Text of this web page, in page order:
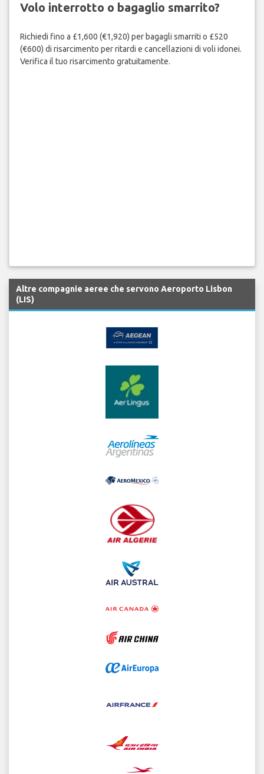
Volo interrotto o bagaglio smarrito?
Richiedi fino a £1,600 (€1,920) per bagagli smarriti o £520
(€600) di risarcimento per ritardi e cancellazioni di voli idonei.
Verifica il tuo risarcimento gratuitamente.
Altre compagnie aeree che servono Aeroporto Lisbon
(LIS)